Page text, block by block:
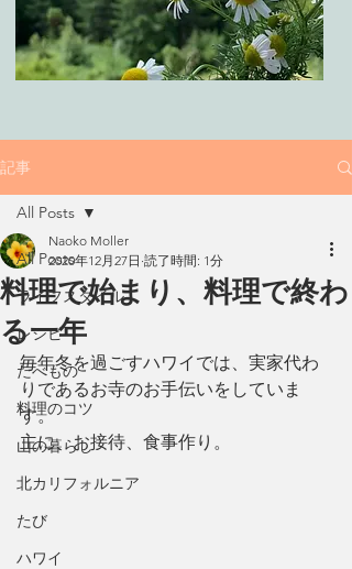
記事
All Posts
ライフスタイル
レシピ
たべもの
料理のコツ
山の暮らし
北カリフォルニア
たび
ハワイ
All Posts
料理で始まり、料理で終わ
る一年
Naoko Moller
2020年12月27日 読了時間: 1分
毎年冬を過ごすハワイでは、実家代わ
りであるお寺のお手伝いをしていま
す。
主に、お接待、食事作り。